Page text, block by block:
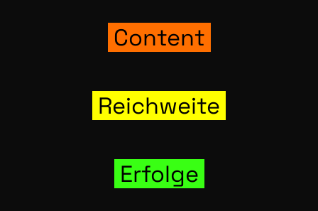
Con­tent
Reich­wei­te
Erfol­ge